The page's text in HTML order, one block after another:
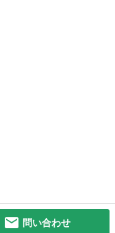
問い合わせ